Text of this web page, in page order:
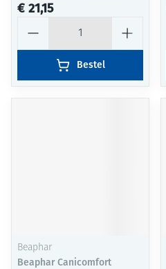
€ 21,15
Bestel
Beaphar
Beaphar Canicomfort